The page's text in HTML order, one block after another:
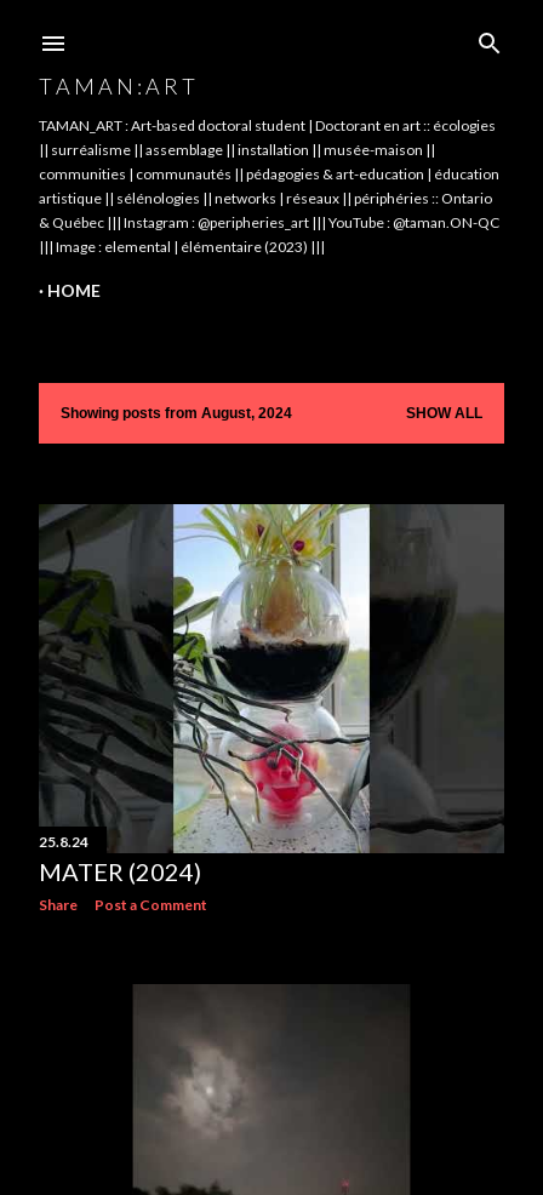
T A M A N : A R T
TAMAN_ART : Art-based doctoral student | Doctorant en art :: écologies
|| surréalisme || assemblage || installation || musée-maison ||
communities | communautés || pédagogies & art-education | éducation
artistique || sélénologies || networks | réseaux || périphéries :: Ontario
& Québec ||| Instagram : @peripheries_art ||| YouTube : @taman.ON-QC
||| Image : elemental | élémentaire (2023) |||
HOME
o
t
Showing posts from August, 2024 SHOW ALL
25.8.24
MATER (2024)
Share Post a Comment